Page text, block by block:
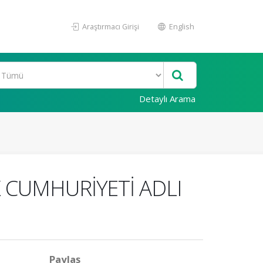
Araştırmacı Girişi English
Detaylı Arama
ADLI
Paylaş